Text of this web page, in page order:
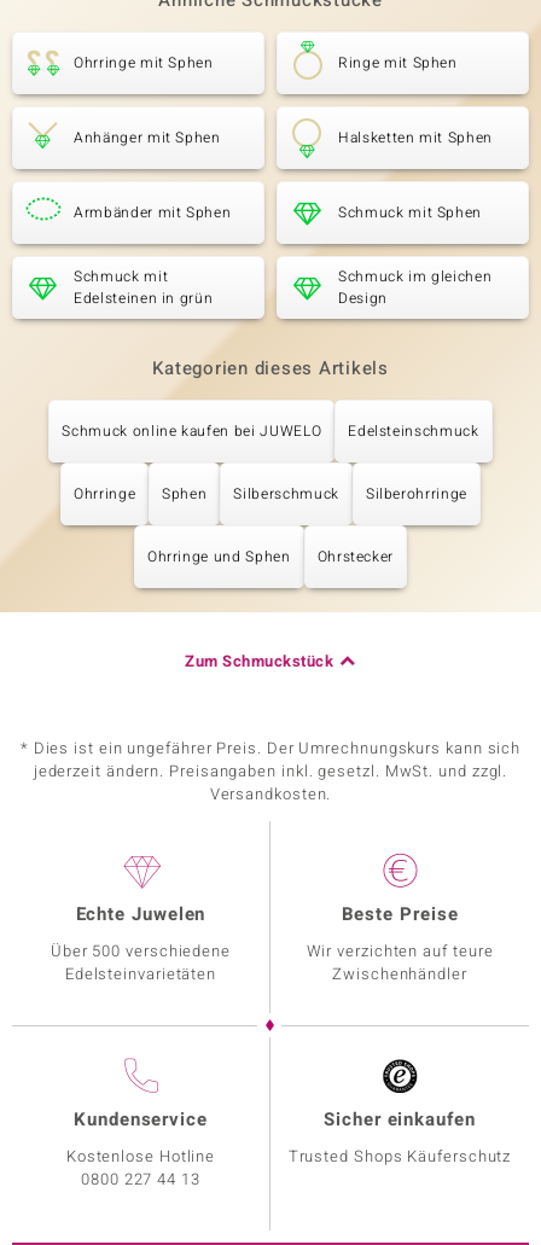
Ohrringe mit Sphen Ringe mit Sphen
Anhänger mit Sphen Halsketten mit Sphen
Armbänder mit Sphen Schmuck mit Sphen
Schmuck mit
Edelsteinen in grün
Schmuck im gleichen
Design
Kategorien dieses Artikels
Schmuck online kaufen bei JUWELO Edelsteinschmuck
Ohrringe Sphen Silberschmuck Silberohrringe
Ohrringe und Sphen Ohrstecker
Zum Schmuckstück
* Dies ist ein ungefährer Preis. Der Umrechnungskurs kann sich
jederzeit ändern. Preisangaben inkl. gesetzl. MwSt. und zzgl.
Versandkosten.
Echte Juwelen
Über 500 verschiedene
Edelsteinvarietäten
Beste Preise
Wir verzichten auf teure
Zwischenhändler
Kundenservice
Kostenlose Hotline
0800 227 44 13
Sicher einkaufen
Trusted Shops Käuferschutz